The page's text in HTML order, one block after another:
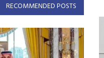
RECOMMENDED POSTS